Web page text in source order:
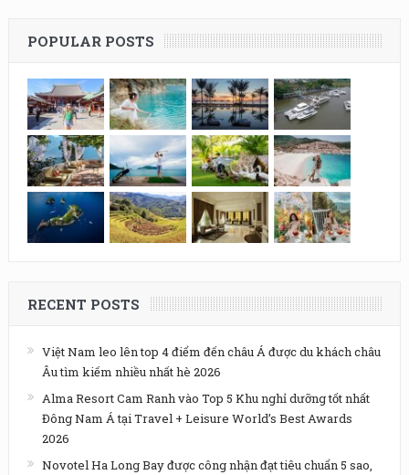
POPULAR POSTS
RECENT POSTS
Việt Nam leo lên top 4 điểm đến châu Á được du khách châu
Âu tìm kiếm nhiều nhất hè 2026
Alma Resort Cam Ranh vào Top 5 Khu nghỉ dưỡng tốt nhất
Đông Nam Á tại Travel + Leisure World’s Best Awards
2026
Novotel Ha Long Bay được công nhận đạt tiêu chuẩn 5 sao,